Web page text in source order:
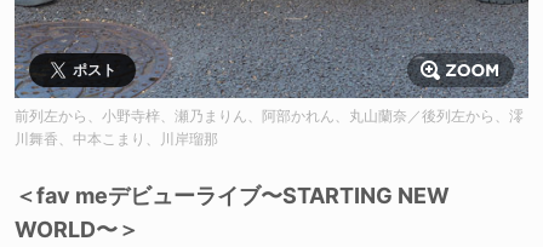
ポスト
前列左から、小野寺梓、瀬乃まりん、阿部かれん、丸山蘭奈／後列左から、澪
川舞香、中本こまり、川岸瑠那
＜fav meデビューライブ〜STARTING NEW
WORLD〜＞